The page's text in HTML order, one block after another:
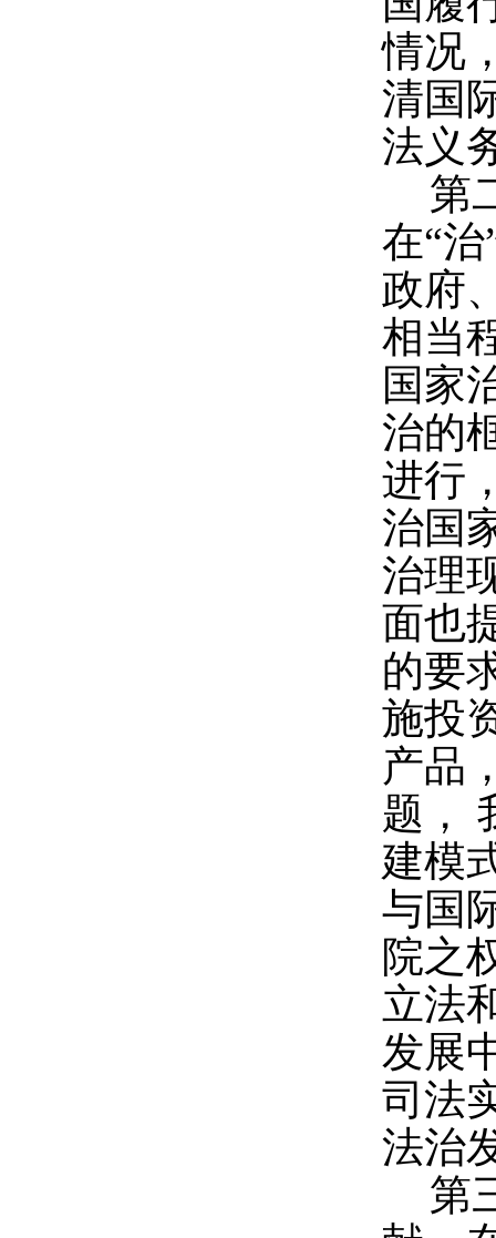
情况
清国
法义
第
在“
政府
相当
国家
治的
进行
治国
治理
面也
的要
施投
产品
题，
建模
与国
院之
立法
发展
司法
法治
第